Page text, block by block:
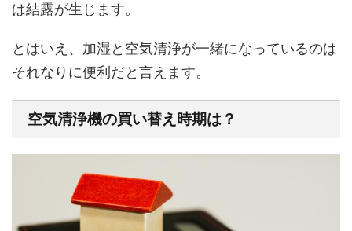
は結露が生じます。
とはいえ、加湿と空気清浄が一緒になっているのは
それなりに便利だと言えます。
空気清浄機の買い替え時期は？